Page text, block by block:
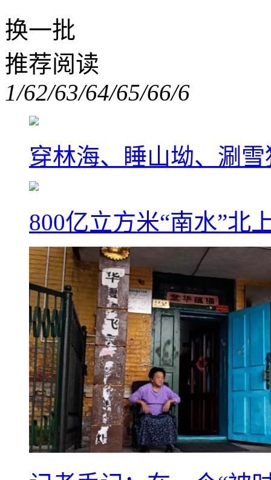
换一批
推荐阅读
1/62/63/64/65/66/6
穿林海、睡山坳、涮
800亿立方米“南水”北